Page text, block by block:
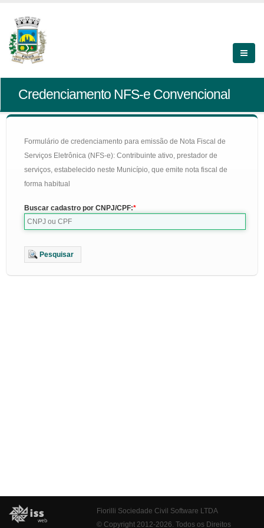
Credenciamento NFS-e Convencional
Formulário de credenciamento para emissão de Nota Fiscal de
Serviços Eletrônica (NFS-e): Contribuinte ativo, prestador de
serviços, estabelecido neste Município, que emite nota fiscal de
forma habitual
Buscar cadastro por CNPJ/CPF:
Pesquisar
Fiorilli Sociedade Civil Software LTDA
© Copyright 2012-2026. Todos os Direitos